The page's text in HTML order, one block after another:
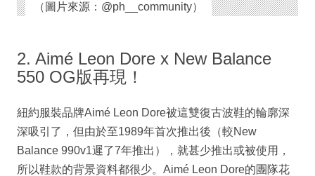
（圖片來源：@ph__community）
2. Aimé Leon Dore x New Balance
550 OG版再現！
紐約服裝品牌Aimé Leon Dore被這雙復古波鞋的輪廓深
深吸引了，但由於至1989年首次推出後（較New
Balance 990v1遲了7年推出），就甚少推出或被使用，
所以鞋款的背景資料都很少。Aimé Leon Dore的團隊花